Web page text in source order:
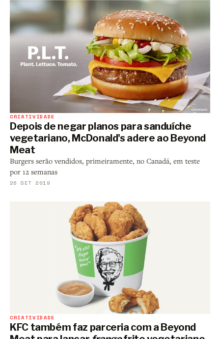
CRIATIVIDADE
Depois de negar planos para sanduíche
vegetariano, McDonald's adere ao Beyond
Meat
Burgers serão vendidos, primeiramente, no Canadá, em teste
por 12 semanas
26 SET 2019
CRIATIVIDADE
KFC também faz parceria com a Beyond